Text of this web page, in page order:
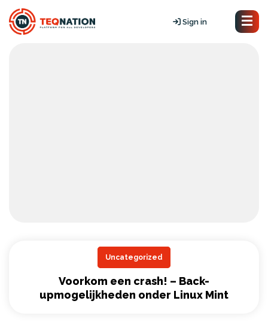
Sign in
Uncategorized
Voorkom een crash! – Back-
upmogelijkheden onder Linux Mint